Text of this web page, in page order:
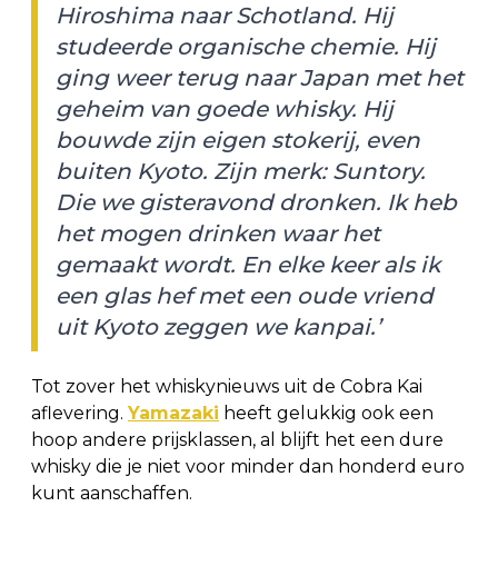
Hiroshima naar Schotland. Hij
studeerde organische chemie. Hij
ging weer terug naar Japan met het
geheim van goede whisky. Hij
bouwde zijn eigen stokerij, even
buiten Kyoto. Zijn merk: Suntory.
Die we gisteravond dronken. Ik heb
het mogen drinken waar het
gemaakt wordt. En elke keer als ik
een glas hef met een oude vriend
uit Kyoto zeggen we kanpai.’
Tot zover het whiskynieuws uit de Cobra Kai
aflevering. Yamazaki heeft gelukkig ook een
hoop andere prijsklassen, al blijft het een dure
whisky die je niet voor minder dan honderd euro
kunt aanschaffen.